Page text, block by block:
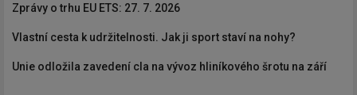
Zprávy o trhu EU ETS: 27. 7. 2026
Vlastní cesta k udržitelnosti. Jak ji sport staví na nohy?
Unie odložila zavedení cla na vývoz hliníkového šrotu na září